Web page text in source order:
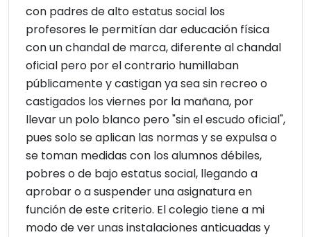
con padres de alto estatus social los
profesores le permitían dar educación física
con un chandal de marca, diferente al chandal
oficial pero por el contrario humillaban
públicamente y castigan ya sea sin recreo o
castigados los viernes por la mañana, por
llevar un polo blanco pero "sin el escudo oficial",
pues solo se aplican las normas y se expulsa o
se toman medidas con los alumnos débiles,
pobres o de bajo estatus social, llegando a
aprobar o a suspender una asignatura en
función de este criterio. El colegio tiene a mi
modo de ver unas instalaciones anticuadas y